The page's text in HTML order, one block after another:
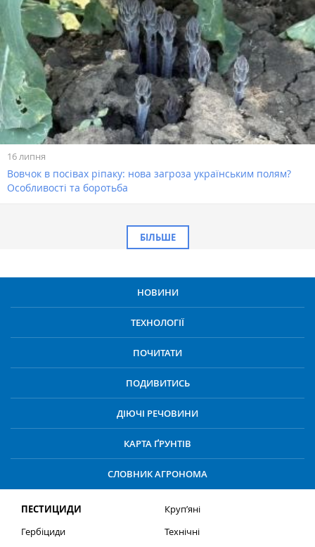
16 липня
Вовчок в посівах ріпаку: нова загроза українським полям?
Особливості та боротьба
БІЛЬШЕ
НОВИНИ
ТЕХНОЛОГІЇ
ПОЧИТАТИ
ПОДИВИТИСЬ
ДІЮЧІ РЕЧОВИНИ
КАРТА ҐРУНТІВ
СЛОВНИК АГРОНОМА
ПЕСТИЦИДИ
Гербіциди
Круп’яні
Технічні